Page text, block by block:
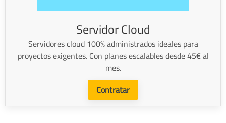
Servidor Cloud
Servidores cloud 100% administrados ideales para
proyectos exigentes. Con planes escalables desde 45€ al
mes.
Contratar